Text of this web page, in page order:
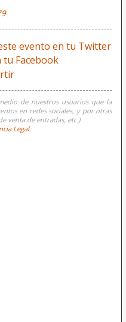
de nuestros usuarios que la
en redes sociales, y por otras
venta de entradas, etc.).
Legal.